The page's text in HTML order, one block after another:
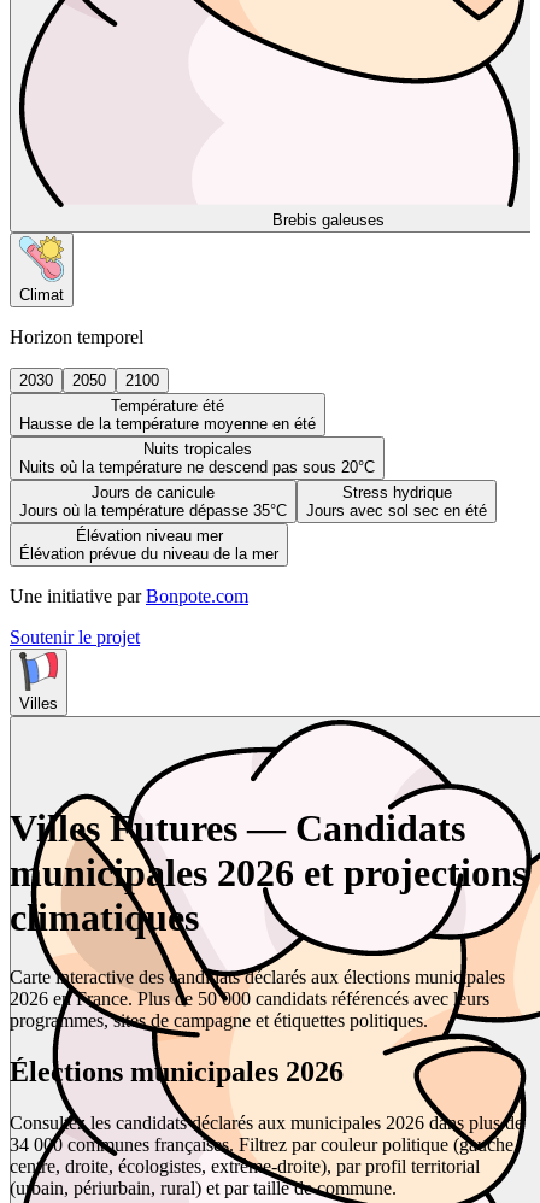
Brebis galeuses
Climat
Horizon temporel
2030 2050
2100
Température été
Hausse de la température moyenne en été
Nuits tropicales
Nuits où la température ne descend pas sous 20°C
Jours de canicule
Jours où la température dépasse 35°C
Stress hydrique
Jours avec sol sec en été
Élévation niveau mer
Élévation prévue du niveau de la mer
Une initiative par Bonpote.com
Soutenir le projet
Villes
Villes Futures — Candidats
municipales 2026 et projections
climatiques
Carte interactive des candidats déclarés aux élections municipales
2026 en France. Plus de 50 000 candidats référencés avec leurs
programmes, sites de campagne et étiquettes politiques.
Élections municipales 2026
Consultez les candidats déclarés aux municipales 2026 dans plus de
34 000 communes françaises. Filtrez par couleur politique (gauche,
centre, droite, écologistes, extrême-droite), par profil territorial
(urbain, périurbain, rural) et par taille de commune.